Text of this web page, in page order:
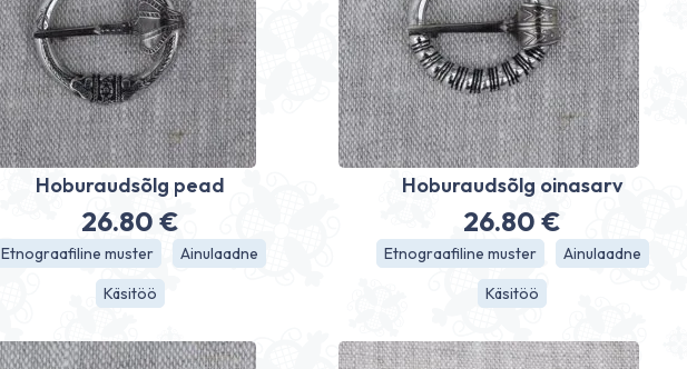
Hoburaudsõlg pead
26.80 €
Etnograafiline muster
Ainulaadne
Käsitöö
Hoburaudsõlg oinasarv
26.80€
Etnograafiline muster
Ainulaadne
Käsitöö